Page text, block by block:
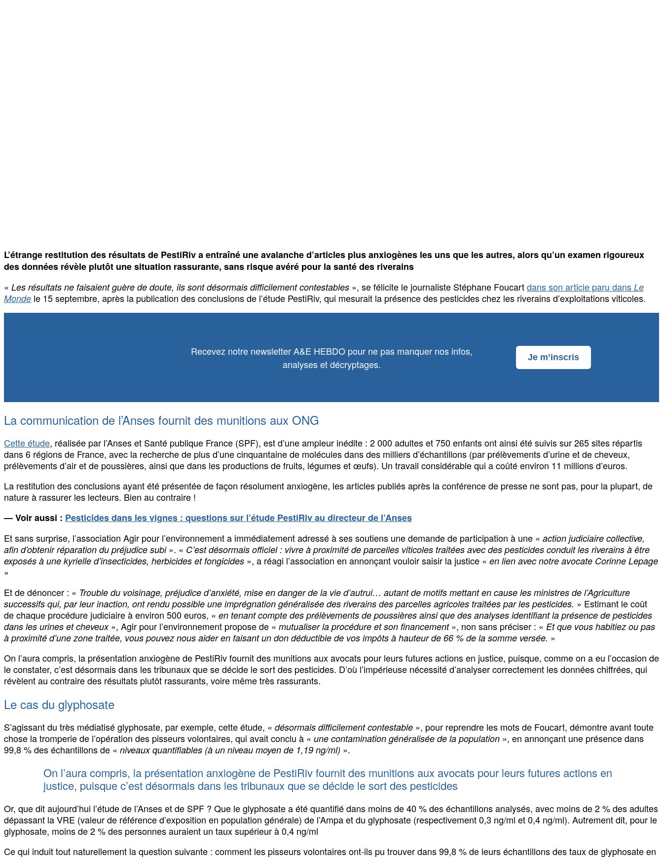
L’étrange restitution des résultats de PestiRiv a entraîné une avalanche d’articles plus anxiogènes les uns que les autres, alors qu’un examen rigoureux
des données révèle plutôt une situation rassurante, sans risque avéré pour la santé des riverains
« Les résultats ne faisaient guère de doute, ils sont désormais difficilement contestables », se félicite le journaliste Stéphane Foucartdans son article paru dans Le
Monde le 15 septembre, après la publication des conclusions de l’étude PestiRiv, qui mesurait la présence des pesticides chez les riverains d’exploitations viticoles.
Recevez notre newsletter A&E HEBDO pour ne pas manquer nos infos,
analyses et décryptages.
Je m’inscris
La communication de l’Anses fournit des munitions aux ONG
Cette étude, réalisée par l’Anses et Santé publique France (SPF), est d’une ampleur inédite : 2 000 adultes et 750 enfants ont ainsi été suivis sur 265 sites répartis
dans 6 régions de France, avec la recherche de plus d’une cinquantaine de molécules dans des milliers d’échantillons (par prélèvements d’urine et de cheveux,
prélèvements d’air et de poussières, ainsi que dans les productions de fruits, légumes et œufs). Un travail considérable qui a coûté environ 11 millions d’euros.
La restitution des conclusions ayant été présentée de façon résolument anxiogène, les articles publiés après la conférence de presse ne sont pas, pour la plupart, de
nature à rassurer les lecteurs. Bien au contraire !
— Voir aussi : Pesticides dans les vignes : questions sur l’étude PestiRiv au directeur de l’Anses
Et sans surprise, l’association Agir pour l’environnement a immédiatement adressé à ses soutiens une demande de participation à une « action judiciaire collective,
afin d’obtenir réparation du préjudice subi ». « C’est désormais officiel : vivre à proximité de parcelles viticoles traitées avec des pesticides conduit les riverains à être
exposés à une kyrielle d’insecticides, herbicides et fongicides », a réagi l’association en annonçant vouloir saisir la justice « en lien avec notre avocate Corinne Lepage
»
Et de dénoncer : « Trouble du voisinage, préjudice d’anxiété, mise en danger de la vie d’autrui… autant de motifs mettant en cause les ministres de l’Agriculture
successifs qui, par leur inaction, ont rendu possible une imprégnation généralisée des riverains des parcelles agricoles traitées par les pesticides. » Estimant le coût
de chaque procédure judiciaire à environ 500 euros, « en tenant compte des prélèvements de poussières ainsi que des analyses identifiant la présence de pesticides
dans les urines et cheveux», Agir pour l’environnement propose de « mutualiser la procédure et son financement», non sans préciser : « Et que vous habitiez ou pas
à proximité d’une zone traitée, vous pouvez nous aider en faisant un don déductible de vos impôts à hauteur de 66 % de la somme versée. »
On l’aura compris, la présentation anxiogène de PestiRiv fournit des munitions aux avocats pour leurs futures actions en justice, puisque, comme on a eu l’occasion de
le constater, c’est désormais dans les tribunaux que se décide le sort des pesticides. D’où l’impérieuse nécessité d’analyser correctement les données chiffrées, qui
révèlent au contraire des résultats plutôt rassurants, voire même très rassurants.
Le cas du glyphosate
S’agissant du très médiatisé glyphosate, par exemple, cette étude, « désormais difficilement contestable », pour reprendre les mots de Foucart, démontre avant toute
chose la tromperie de l’opération des pisseurs volontaires, qui avait conclu à « une contamination généralisée de la population », en annonçant une présence dans
99,8 % des échantillons de « niveaux quantifiables (à un niveau moyen de 1,19 ng/ml) ».
On l’aura compris, la présentation anxiogène de PestiRiv fournit des munitions aux avocats pour leurs futures actions en
justice, puisque c’est désormais dans les tribunaux que se décide le sort des pesticides
Or, que dit aujourd’hui l’étude de l’Anses et de SPF ? Que le glyphosate a été quantifié dans moins de 40 % des échantillons analysés, avec moins de 2 % des adultes
dépassant la VRE (valeur de référence d’exposition en population générale) de l’Ampa et du glyphosate (respectivement 0,3 ng/ml et 0,4 ng/ml). Autrement dit, pour le
glyphosate, moins de 2 % des personnes auraient un taux supérieur à 0,4 ng/ml
Ce qui induit tout naturellement la question suivante : comment les pisseurs volontaires ont-ils pu trouver dans 99,8 % de leurs échantillons des taux de glyphosate en